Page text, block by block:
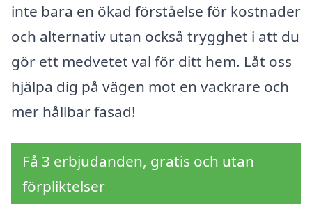
inte bara en ökad förståelse för kostnader
och alternativ utan också trygghet i att du
gör ett medvetet val för ditt hem. Låt oss
hjälpa dig på vägen mot en vackrare och
mer hållbar fasad!
Få 3 erbjudanden, gratis och utan
förpliktelser